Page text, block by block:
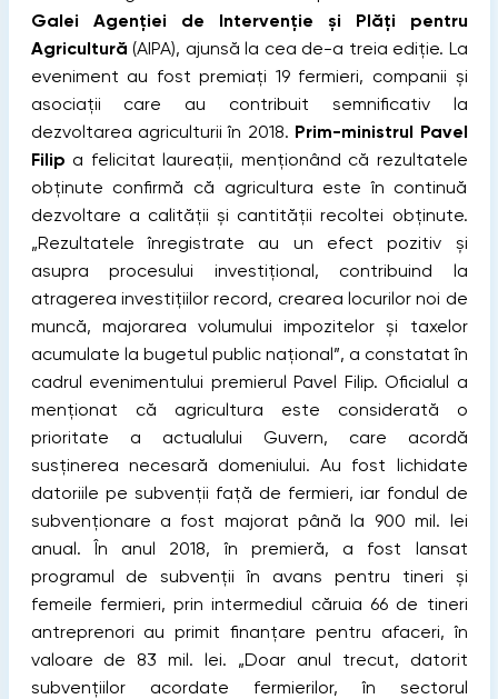
Galei Agenției de Intervenție și Plăți pentru
Agricultură (AIPA), ajunsă la cea de-a treia ediție. La
eveniment au fost premiați 19 fermieri, companii și
asociații care au contribuit semnificativ la
dezvoltarea agriculturii în 2018. Prim-ministrul Pavel
Filip a felicitat laureații, menționând că rezultatele
obținute confirmă că agricultura este în continuă
dezvoltare a calității și cantității recoltei obținute.
„Rezultatele înregistrate au un efect pozitiv și
asupra procesului investițional, contribuind la
atragerea investițiilor record, crearea locurilor noi de
muncă, majorarea volumului impozitelor și taxelor
acumulate la bugetul public național”, a constatat în
cadrul evenimentului premierul Pavel Filip. Oficialul a
menționat că agricultura este considerată o
prioritate a actualului Guvern, care acordă
susținerea necesară domeniului. Au fost lichidate
datoriile pe subvenții față de fermieri, iar fondul de
subvenționare a fost majorat până la 900 mil. lei
anual. În anul 2018, în premieră, a fost lansat
programul de subvenții în avans pentru tineri și
femeile fermieri, prin intermediul căruia 66 de tineri
antreprenori au primit finanțare pentru afaceri, în
valoare de 83 mil. lei. „Doar anul trecut, datorit
subvențiilor acordate fermierilor, în sectorul